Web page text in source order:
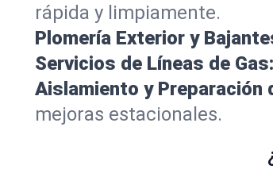
rápida y limpiamente.
Plomería Exterior y
Servicios de Líneas de Gas:
Aislamiento y Preparación
mejoras estacionales.